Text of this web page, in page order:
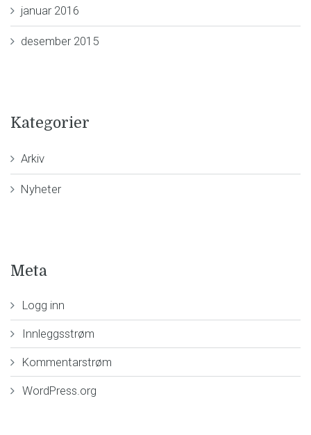
januar 2016
desember 2015
Kategorier
Arkiv
Nyheter
Meta
Logg inn
Innleggsstrøm
Kommentarstrøm
WordPress.org